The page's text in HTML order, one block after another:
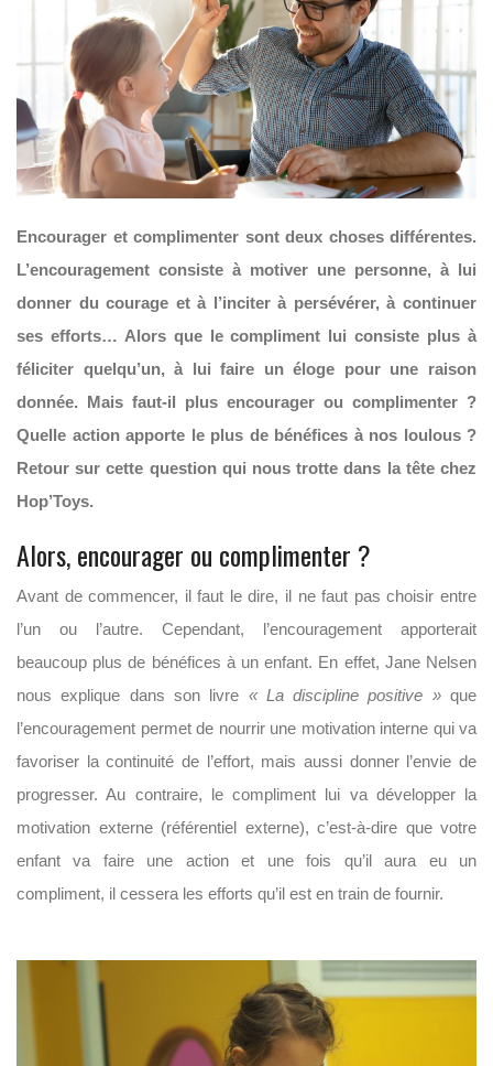
Encourager et complimenter sont deux choses différentes.
L’encouragement consiste à motiver une personne, à lui
donner du courage et à l’inciter à persévérer, à continuer
ses efforts… Alors que le compliment lui consiste plus à
féliciter quelqu’un, à lui faire un éloge pour une raison
donnée. Mais faut-il plus encourager ou complimenter ?
Quelle action apporte le plus de bénéfices à nos loulous ?
Retour sur cette question qui nous trotte dans la tête chez
Hop’Toys.
Alors, encourager ou complimenter ?
Avant de commencer, il faut le dire, il ne faut pas choisir entre
l’un ou l’autre. Cependant, l’encouragement apporterait
beaucoup plus de bénéfices à un enfant. En effet, Jane Nelsen
nous explique dans son livre « La discipline positive »que
l’encouragement permet de nourrir une motivation interne qui va
favoriser la continuité de l’effort, mais aussi donner l’envie de
progresser. Au contraire, le compliment lui va développer la
motivation externe (référentiel externe), c’est-à-dire que votre
enfant va faire une action et une fois qu’il aura eu un
compliment, il cessera les efforts qu’il est en train de fournir.